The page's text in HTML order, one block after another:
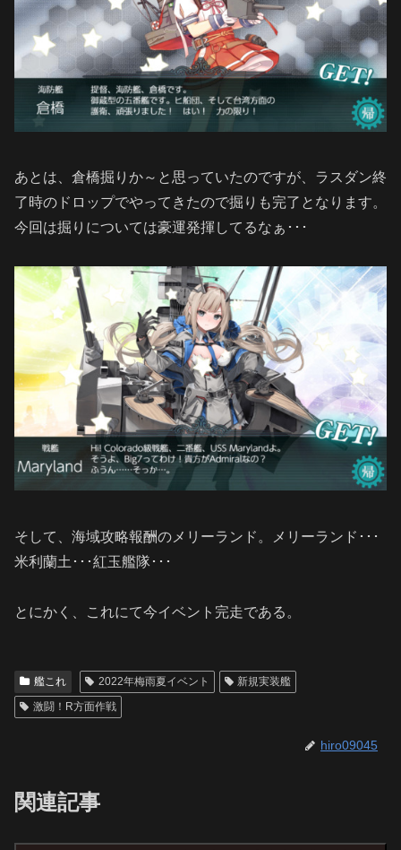
あとは、倉橋掘りか～と思っていたのですが、ラスダン終
了時のドロップでやってきたので掘りも完了となります。
今回は掘りについては豪運発揮してるなぁ･･･
そして、海域攻略報酬のメリーランド。メリーランド･･･
米利蘭土･･･紅玉艦隊･･･
とにかく、これにて今イベント完走である。
艦これ 2022年梅雨夏イベント
新規実装艦
激闘！R方面作戦
hiro09045
関連記事